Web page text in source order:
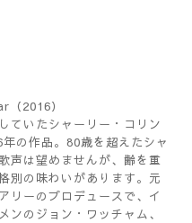
2016）
ていたシャーリー・コリン
の作品。80歳を超えたシャ
声は望めませんが、齢を重
別の味わいがあります。元
リーのプロデュースで、イ
ンのジョン・ワッチャム、